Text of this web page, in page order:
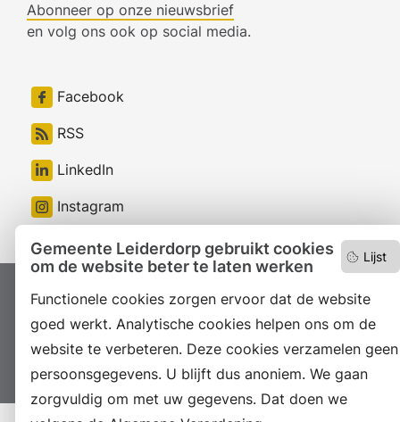
Lijst
Gemeente Leiderdorp gebruikt cookies
om de website beter te laten werken
Functionele cookies zorgen ervoor dat de website
goed werkt. Analytische cookies helpen ons om de
website te verbeteren. Deze cookies verzamelen geen
persoonsgegevens. U blijft dus anoniem. We gaan
zorgvuldig om met uw gegevens. Dat doen we
Abonneer op onze nieuwsbrief
en volg ons ook op social media.
Facebook
RSS
LinkedIn
Instagram
Proclaimer Colofon
Toegankelijkheid
Sitemap
Privacyverklaring
Servicenormen